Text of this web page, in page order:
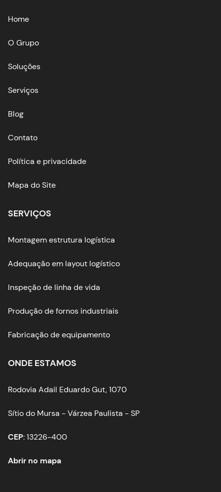
Home
O Grupo
Soluções
Serviços
Blog
Contato
Política e privacidade
Mapa do Site
SERVIÇOS
Montagem estrutura logística
Adequação em layout logístico
Inspeção de linha de vida
Produção de fornos industriais
Fabricação de equipamento
ONDE ESTAMOS
Rodovia Adail Eduardo Gut, 1070
Sítio do Mursa - Várzea Paulista - SP
CEP: 13226-400
Abrir no mapa